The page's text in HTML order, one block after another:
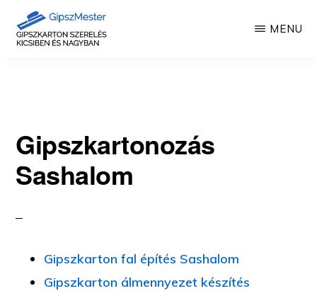
MENU
Gipszkartonozás
Sashalom
Gipszkarton fal építés Sashalom
Gipszkarton álmennyezet készítés